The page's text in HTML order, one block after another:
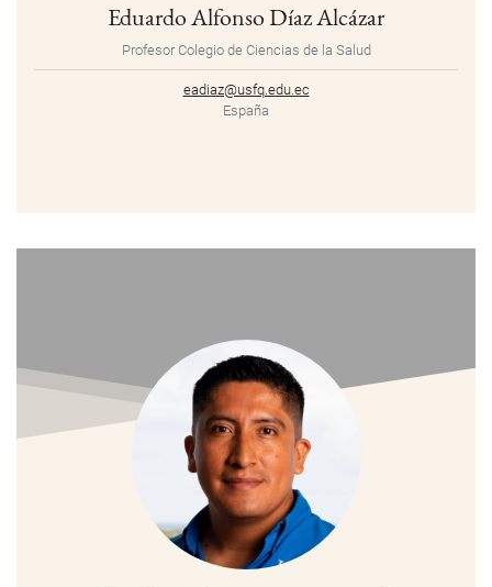
Eduardo Alfonso Díaz Alcázar
Profesor Colegio de Ciencias de la Salud
eadiaz@usfq.edu.ec
España